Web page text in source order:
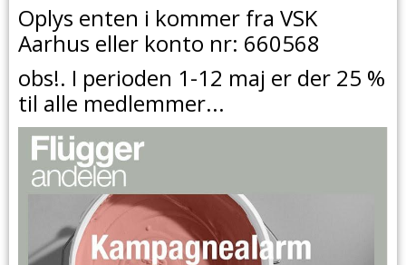
Oplys enten i kommer fra VSK
Aarhus eller konto nr: 660568
obs!. I perioden 1-12 maj er der 25 %
til alle medlemmer...